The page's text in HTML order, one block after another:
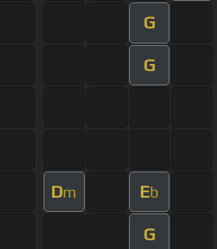
G
G
Dm Eb
G